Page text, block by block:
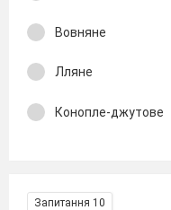
Вовняне
Лляне
Конопле-джутове
Запитання 10